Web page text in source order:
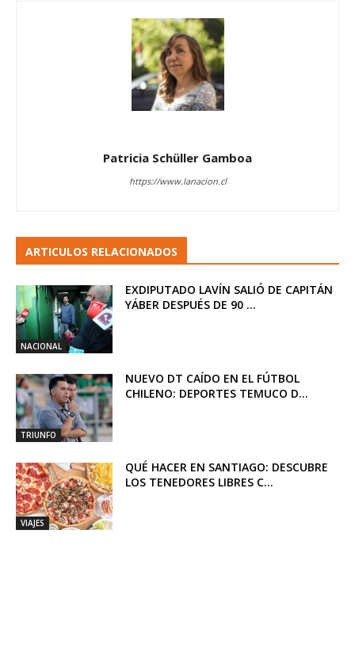
Patricia Schüller Gamboa
https://www.lanacion.cl
ARTICULOS RELACIONADOS
NACIONAL
EXDIPUTADO LAVÍN SALIÓ DE CAPITÁN
YÁBER DESPUÉS DE 90 ...
TRIUNFO
NUEVO DT CAÍDO EN EL FÚTBOL
CHILENO: DEPORTES TEMUCO D...
VIAJES
QUÉ HACER EN SANTIAGO: DESCUBRE
LOS TENEDORES LIBRES C...